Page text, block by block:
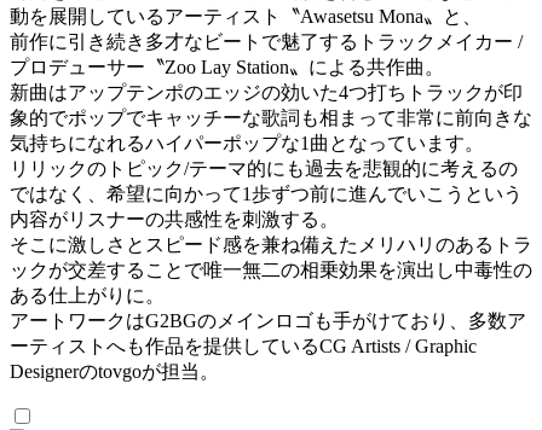
動を展開しているアーティスト〝Awasetsu Mona〟と、
前作に引き続き多才なビートで魅了するトラックメイカー /
プロデューサー〝Zoo Lay Station〟による共作曲。
新曲はアップテンポのエッジの効いた4つ打ちトラックが印
象的でポップでキャッチーな歌詞も相まって非常に前向きな
気持ちになれるハイパーポップな1曲となっています。
リリックのトピック/テーマ的にも過去を悲観的に考えるの
ではなく、希望に向かって1歩ずつ前に進んでいこうという
内容がリスナーの共感性を刺激する。
そこに激しさとスピード感を兼ね備えたメリハリのあるトラ
ックが交差することで唯一無二の相乗効果を演出し中毒性の
ある仕上がりに。
アートワークはG2BGのメインロゴも手がけており、多数ア
ーティストへも作品を提供しているCG Artists / Graphic
Designerのtovgoが担当。